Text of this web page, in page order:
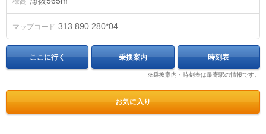
マップコード 313 890 280*04
ここに行く 乗換案内 時刻表
※乗換案内・時刻表は最寄駅の情報です。
お気に入り